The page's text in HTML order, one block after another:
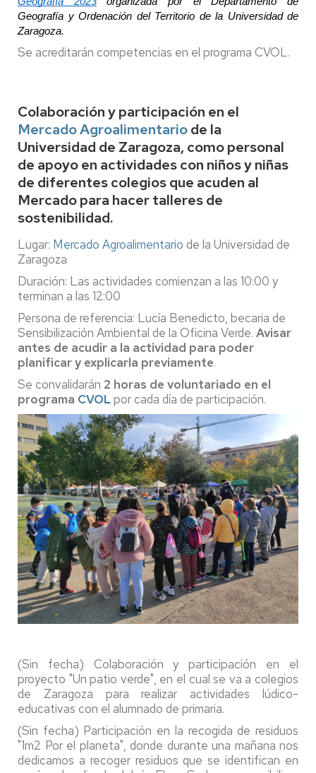
Geografía y Ordenación del Territorio de la Universidad de
Zaragoza.
Se acreditarán competencias en el programa CVOL.
Colaboración y participación en el
Mercado Agroalimentariode la
Universidad de Zaragoza, como personal
de apoyo en actividades con niños y niñas
de diferentes colegios que acuden al
Mercado para hacer talleres de
sostenibilidad.
Lugar: Mercado Agroalimentario de la Universidad de
Zaragoza
Duración: Las actividades comienzan a las 10:00 y
terminan a las 12:00
Persona de referencia: Lucía Benedicto, becaria de
Sensibilización Ambiental de la Oficina Verde. Avisar
antes de acudir a la actividad para poder
planificar y explicarla previamente.
Se convalidarán 2 horas de voluntariado en el
programa CVOLpor cada día de participación.
(Sin fecha) Colaboración y participación en el
proyecto "Un patio verde", en el cual se va a colegios
de Zaragoza para realizar actividades lúdico-
educativas con el alumnado de primaria.
(Sin fecha) Participación en la recogida de residuos
"1m2 Por el planeta", donde durante una mañana nos
dedicamos a recoger residuos que se identifican en